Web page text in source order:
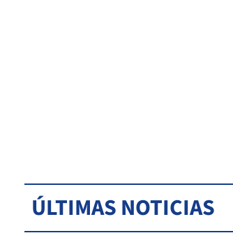
ÚLTIMAS NOTICIAS